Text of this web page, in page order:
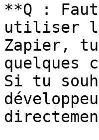
**Q :
utiliser
Zapier, tu
quelques
Si tu